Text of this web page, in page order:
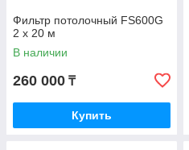
Фильтр потолочный FS600G
2 x 20 м
В наличии
260 000 ₸
Купить